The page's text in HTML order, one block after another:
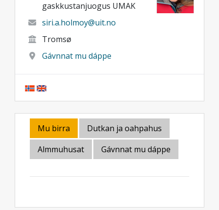
gaskkustanjuogus UMAK
siri.a.holmoy@uit.no
Tromsø
Gávnnat mu dáppe
Mu birra
Dutkan ja oahpahus
Almmuhusat
Gávnnat mu dáppe